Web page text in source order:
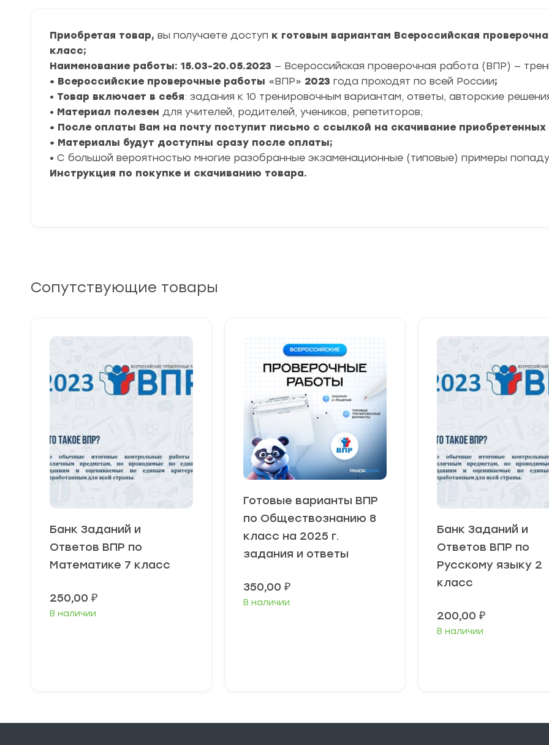
Приобретая товар, вы получаете доступ к готовым вариантам Всероссийская
класс;
Наименование работы: 15.03-20.05.2023 — Всероссийская проверочная работа (ВПР) —
• Всероссийские проверочные работы «ВПР» 2023 года проходят по всей России;
• Товар включает в себя: задания к 10 тренировочным вариантам, ответы, авторские
• Материал полезен для учителей, родителей, учеников, репетиторов;
• После оплаты Вам на почту поступит письмо с ссылкой на скачивание приобретенных
• Материалы будут доступны сразу после оплаты;
• С большой вероятностью многие разобранные экзаменационные (типовые) примеры
Инструкция по покупке и скачиванию товара.
Сопутствующие товары
Банк Заданий и
Ответов ВПР по
Математике 7 класс
250,00 ₽
В наличии
Готовые варианты ВПР
по Обществознанию 8
класс на 2025 г.
задания и ответы
350,00 ₽
В наличии
Банк Заданий и
Ответов ВПР по
Русскому языку 2
класс
200,00 ₽
В наличии